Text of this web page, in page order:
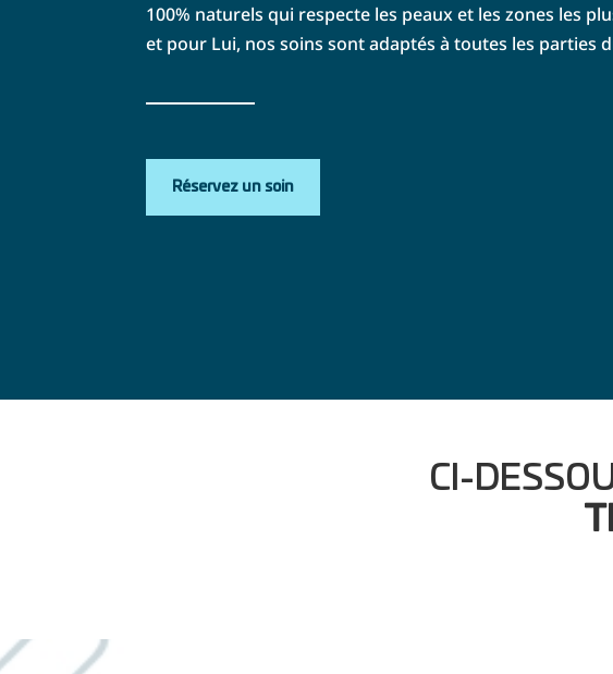
100% naturels qui respecte les peaux et les zones les
et pour Lui, nos soins sont adaptés à toutes les parties
Réservez un soin
CI-